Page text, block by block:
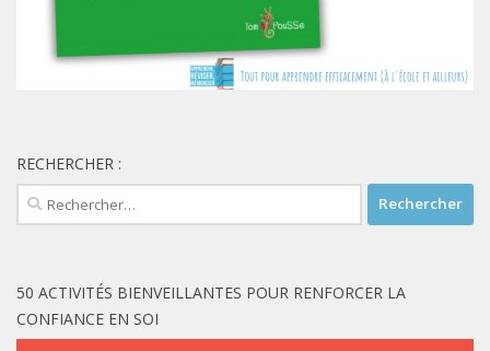
RECHERCHER :
Rechercher :
50 ACTIVITÉS BIENVEILLANTES POUR RENFORCER LA
CONFIANCE EN SOI